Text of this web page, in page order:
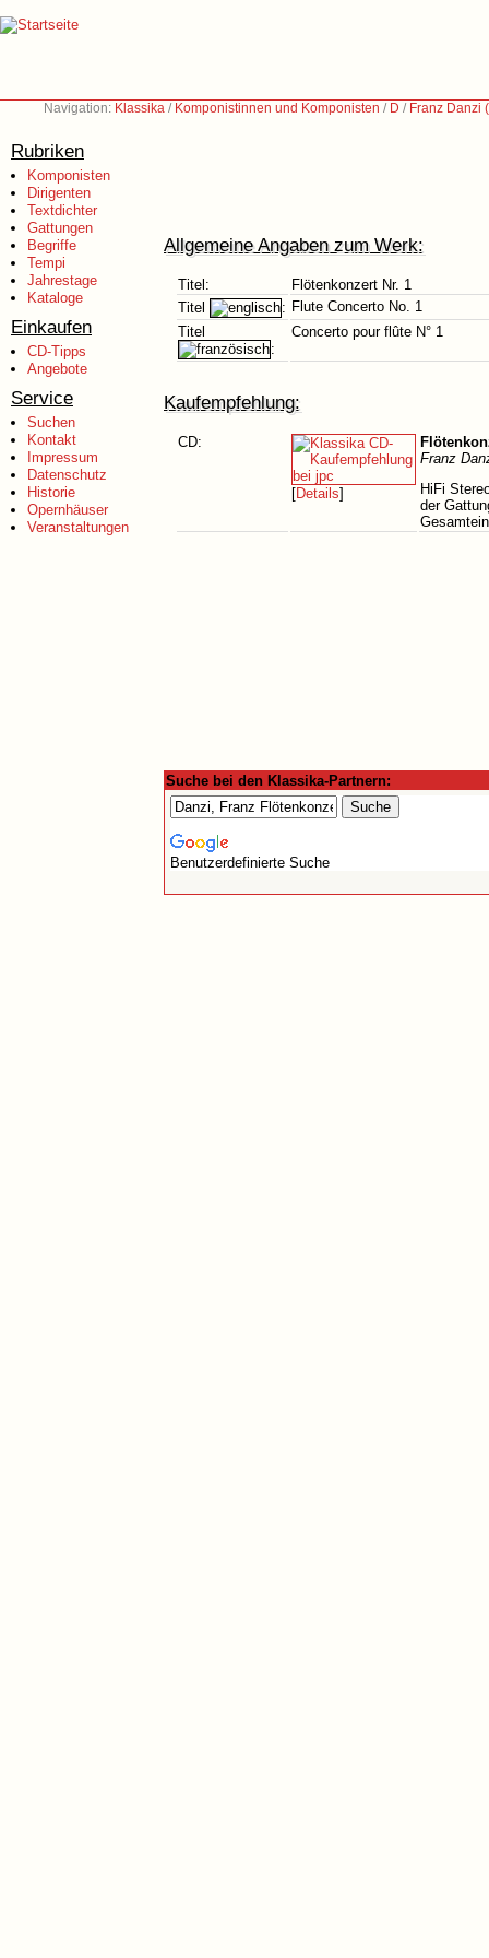
Navigation: Klassika / Komponistinnen und Komponisten / D / Franz Danzi
Rubriken
Komponisten
Dirigenten
Textdichter
Gattungen
Begriffe
Tempi
Jahrestage
Kataloge
Einkaufen
CD-Tipps
Angebote
Service
Suchen
Kontakt
Impressum
Datenschutz
Historie
Opernhäuser
Veranstaltungen
Allgemeine Angaben zum Werk:
Titel:
Flötenkonzert Nr. 1
Titel
: Flute Concerto No. 1
Titel
:
Concerto pour flûte N° 1
Kaufempfehlung:
CD:
[Details]
Franz
HiFi
der
Suche bei den Klassika-Partnern:
Benutzerdefinierte Suche